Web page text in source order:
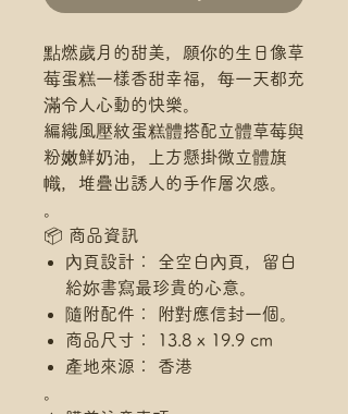
點燃歲月的甜美，願你的生日像草
莓蛋糕一樣香甜幸福，每一天都充
滿令人心動的快樂。
編織風壓紋蛋糕體搭配立體草莓與
粉嫩鮮奶油，上方懸掛微立體旗
幟，堆疊出誘人的手作層次感。
📦 商品資訊
內頁設計： 全空白內頁，留白
給妳書寫最珍貴的心意。
隨附配件： 附對應信封一個。
商品尺寸： 13.8 x 19.9 cm
產地來源： 香港